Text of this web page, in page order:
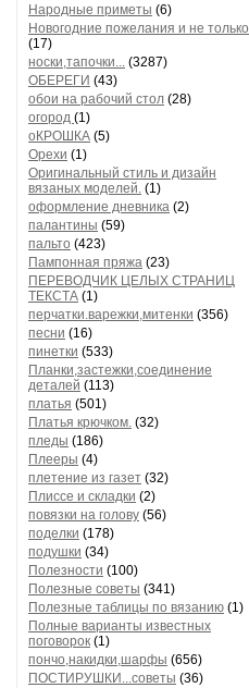
Народные приметы (6)
Новогодние пожелания и не только
(17)
носки,тапочки... (3287)
ОБЕРЕГИ (43)
обои на рабочий стол (28)
огород (1)
оКРОШКА (5)
Орехи (1)
Оригинальный стиль и дизайн
вязаных моделей. (1)
оформление дневника (2)
палантины (59)
пальто (423)
Пампонная пряжа (23)
ПЕРЕВОДЧИК ЦЕЛЫХ СТРАНИЦ
ТЕКСТА (1)
перчатки.варежки,митенки (356)
песни (16)
пинетки (533)
Планки,застежки,соединение
деталей (113)
платья (501)
Платья крючком. (32)
пледы (186)
Плееры (4)
плетение из газет (32)
Плиссе и складки (2)
повязки на голову (56)
поделки (178)
подушки (34)
Полезности (100)
Полезные советы (341)
Полезные таблицы по вязанию (1)
Полные варианты известных
поговорок (1)
пончо,накидки,шарфы (656)
ПОСТИРУШКИ...советы (36)